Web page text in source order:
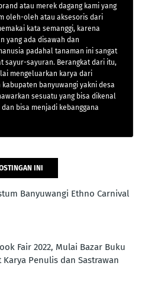
atau merek dagang kami yang
oleh-oleh atau aksesoris dari
kata semanggi, karena
yang ada disawah dan
padahal tanaman ini sangat
sayur-sayuran. Berangkat dari itu,
mengeluarkan karya dari
banyuwangi yakni desa
sesuatu yang bisa dikenal
bisa menjadi kebanggana
INI
Banyuwangi Ethno Carnival
Fair 2022, Mulai Bazar Buku
Karya Penulis dan Sastrawan